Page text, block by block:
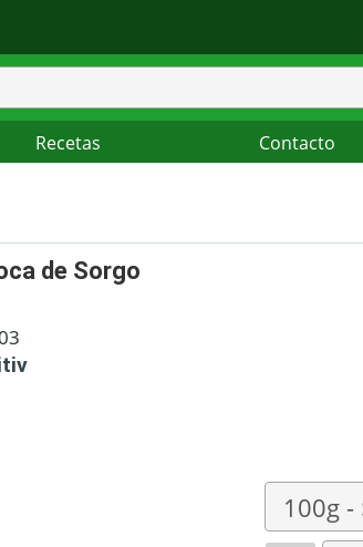
Recetas Contacto
de Sorgo